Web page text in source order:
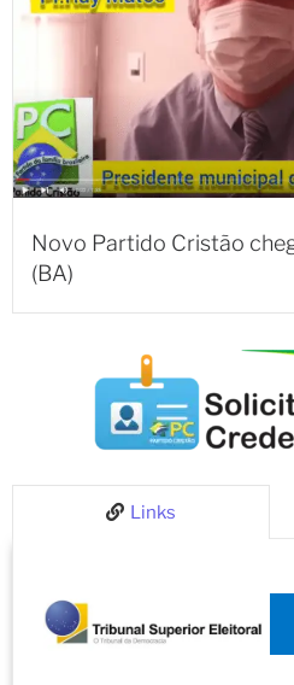
Novo Partido Cristão
(BA)
Links
Credencial